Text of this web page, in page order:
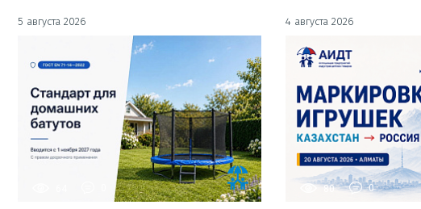
5 августа 2026 4 августа 2026
80 0